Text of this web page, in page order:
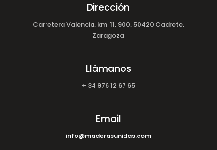
Dirección
Carretera Valencia, km. 11, 900, 50420 Cadrete,
Zaragoza
Llámanos
+ 34 976 12 67 65
Email
info@maderasunidas.com